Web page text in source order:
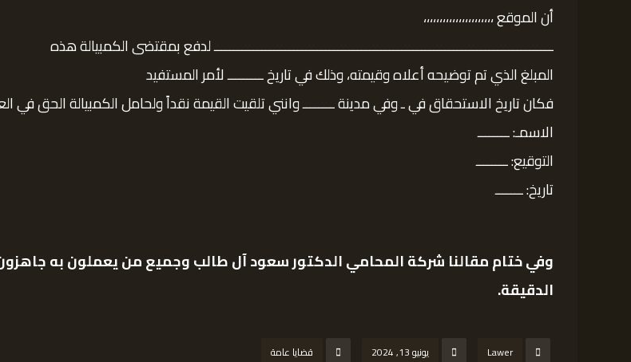
أن الموقع ،،،،،،،،،،،،،،،،،،،،،،
ـــــــــــــــــــــــــــــــــــــــــــــــــــــــــــــــــــــــــــــــــــــ لدفع بمقتضى الكمبيالة هذه
المبلغ الذي تم توضيحه أعلاه وقيمته، وذلك في تاريخ ـــــــــ لأمر المستفيد
فكان تاريخ الاستحقاق في ـ وفي مدينة ــــــــ وانني تلقيت القيمة نقداً ولحامل الكمبيالة الحق في
الاسمـ: ــــــــ
التوقيع: ــــــــ
تاريخ: ـــــــ
وفي ختام مقالنا شركة المحامي الدكتور سعود آل طالبوجميع من يعملون به جاهزون
الدقيقة.
Lawer يونيو 13, 2024 قضايا عامة